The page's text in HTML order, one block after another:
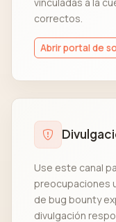
correctos.
Abrir portal de
Use este canal
preocupaciones
de bug bounty
divulgación